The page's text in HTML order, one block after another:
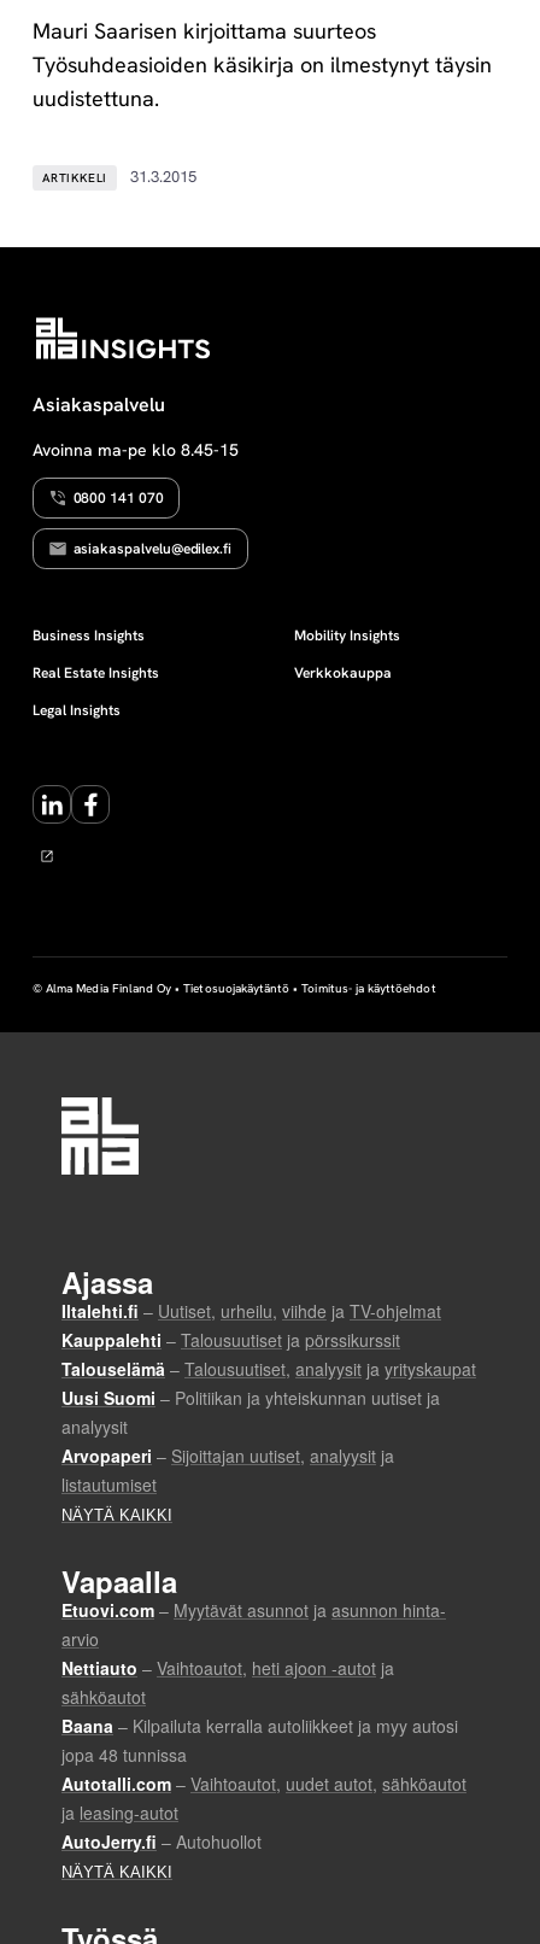
Mauri Saarisen kirjoittama suurteos
Työsuhdeasioiden käsikirja on ilmestynyt täysin
uudistettuna.
ARTIKKELI 31.3.2015
Asiakaspalvelu
Avoinna ma-pe klo 8.45-15
0800 141 070
asiakaspalvelu@edilex.fi
Business Insights
Real Estate Insights
Legal Insights
Mobility Insights
Verkkokauppa
LinkedInFacebook
© Alma Media Finland Oy •Tietosuojakäytäntö •Toimitus- ja käyttöehdot